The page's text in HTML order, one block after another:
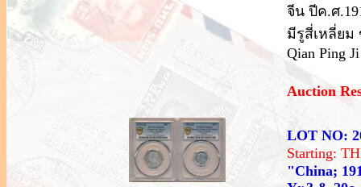
จีน ปีค.ศ
มีรูสี่เหลี่ยม
Qian Ping
Auction
LOT NO:
Starting:
"China;